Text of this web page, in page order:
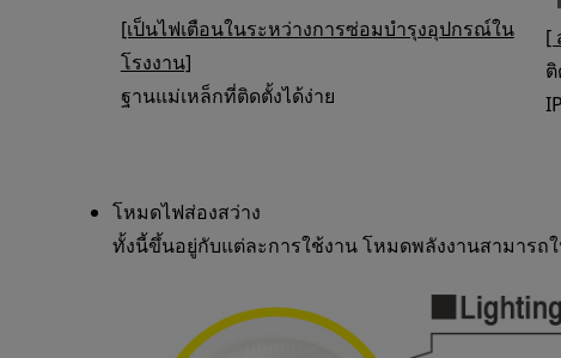
[เป็นไฟเตือนในระหว่างการซ่อมบำรุงอุปกรณ์ใน
โรงงาน]
ฐานแม่เหล็กที่ติดตั้งได้ง่าย
[
โหมดไฟส่องสว่าง
ทั้งนี้ขึ้นอยู่กับแต่ละการใช้งาน โหมดพลังงานสามารถ